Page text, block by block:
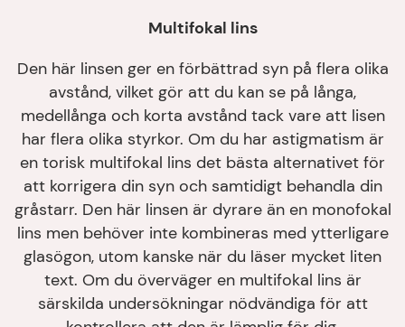
Multifokal lins
Den här linsen ger en förbättrad syn på flera olika
avstånd, vilket gör att du kan se på långa,
medellånga och korta avstånd tack vare att lisen
har flera olika styrkor. Om du har astigmatism är
en torisk multifokal lins det bästa alternativet för
att korrigera din syn och samtidigt behandla din
gråstarr. Den här linsen är dyrare än en monofokal
lins men behöver inte kombineras med ytterligare
glasögon, utom kanske när du läser mycket liten
text. Om du överväger en multifokal lins är
särskilda undersökningar nödvändiga för att